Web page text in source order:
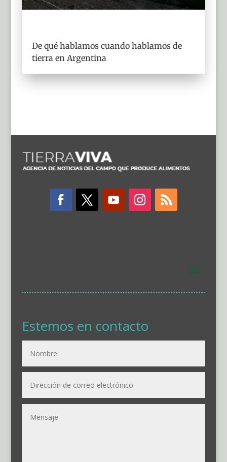
De qué hablamos cuando hablamos de
tierra en Argentina
Estemos en contacto